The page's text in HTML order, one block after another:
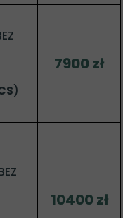
)
7900 zł
10400 zł